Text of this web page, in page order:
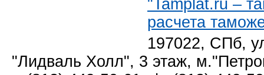
"Tamplat.ru –
расчета
197022, СПб,
"Лидваль Холл", 3 этаж,